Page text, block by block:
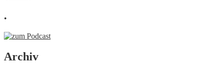
.
Archiv